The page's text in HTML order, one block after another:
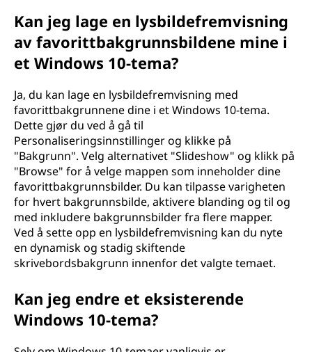
Kan jeg lage en lysbildefremvisning
av favorittbakgrunnsbildene mine i
et Windows 10-tema?
Ja, du kan lage en lysbildefremvisning med
favorittbakgrunnene dine i et Windows 10-tema.
Dette gjør du ved å gå til
Personaliseringsinnstillinger og klikke på
"Bakgrunn". Velg alternativet "Slideshow" og klikk på
"Browse" for å velge mappen som inneholder dine
favorittbakgrunnsbilder. Du kan tilpasse varigheten
for hvert bakgrunnsbilde, aktivere blanding og til og
med inkludere bakgrunnsbilder fra flere mapper.
Ved å sette opp en lysbildefremvisning kan du nyte
en dynamisk og stadig skiftende
skrivebordsbakgrunn innenfor det valgte temaet.
Kan jeg endre et eksisterende
Windows 10-tema?